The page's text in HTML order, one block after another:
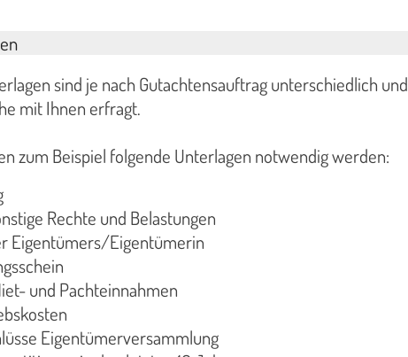
sind je nach Gutachtensauftrag unterschiedlich und
mit Ihnen erfragt.
zum Beispiel folgende Unterlagen notwendig werden:
Rechte und Belastungen
Eigentümers/Eigentümerin
und Pachteinnahmen
Eigentümerversammlung